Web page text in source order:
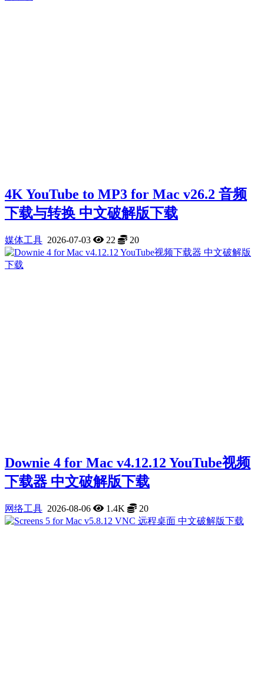
4K YouTube to MP3 for Mac v26.2 音频
下载与转换 中文破解版下载
媒体工具 2026-07-03 22 20
Downie 4 for Mac v4.12.12 YouTube视频
下载器 中文破解版下载
网络工具 2026-08-06 1.4K 20